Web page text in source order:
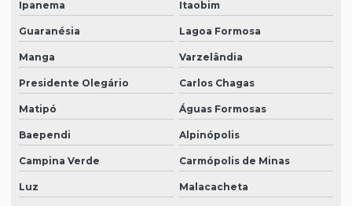
Ipanema Itaobim
Guaranésia Lagoa Formosa
Manga Varzelândia
Presidente Olegário Carlos Chagas
Matipó Águas Formosas
Baependi Alpinópolis
Campina Verde Carmópolis de Minas
Luz Malacacheta